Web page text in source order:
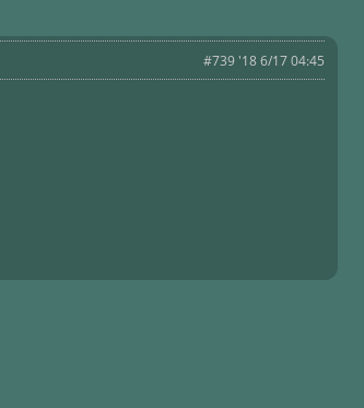
#739 '18 6/17 04:45